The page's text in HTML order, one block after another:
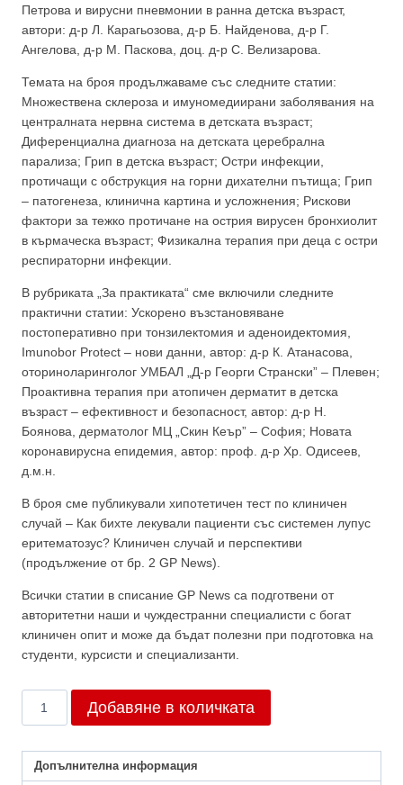
Петрова и вирусни пневмонии в ранна детска възраст,
автори: д-р Л. Карагьозова, д-р Б. Найденова, д-р Г.
Ангелова, д-р М. Паскова, доц. д-р С. Велизарова.
Темата на броя продължаваме със следните статии:
Множествена склероза и имуномедиирани заболявания на
централната нервна система в детската възраст;
Диференциална диагноза на детската церебрална
парализа; Грип в детска възраст; Остри инфекции,
протичащи с обструкция на горни дихателни пътища; Грип
– патогенеза, клинична картина и усложнения; Рискови
фактори за тежко протичане на острия вирусен бронхиолит
в кърмаческа възраст; Физикална терапия при деца с остри
респираторни инфекции.
В рубриката „За практиката“ сме включили следните
практични статии: Ускорено възстановяване
постоперативно при тонзилектомия и аденоидектомия,
Imunobor Protect – нови данни, автор: д-р К. Атанасова,
оториноларинголог УМБАЛ „Д-р Георги Странски” – Плевен;
Проактивна терапия при атопичен дерматит в детска
възраст – eфективност и безопасност, автор: д-р Н.
Боянова, дерматолог МЦ „Скин Кеър” – София; Новата
коронавирусна епидемия, автор: проф. д-р Хр. Одисеев,
д.м.н.
В броя сме публикували хипотетичен тест по клиничен
случай – Как бихте лекували пациенти със системен лупус
еритематозус? Клиничен случай и перспективи
(продължение oт бр. 2 GP News).
Всички статии в списание GP News са подготвени от
авторитетни наши и чуждестранни специалисти с богат
клиничен опит и може да бъдат полезни при подготовка на
студенти, курсисти и специализанти.
3/2020
Добавяне в количката
Допълнителна информация